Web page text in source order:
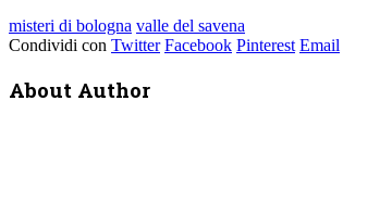
misteri di bologna valle del savena
Condividi con Twitter Facebook Pinterest Email
About Author